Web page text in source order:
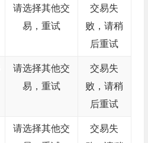
请选择其他交
易，重试
交易失
败，请稍
后重试
请选择其他交
易，重试
交易失
败，请稍
后重试
请选择其他交
交易失